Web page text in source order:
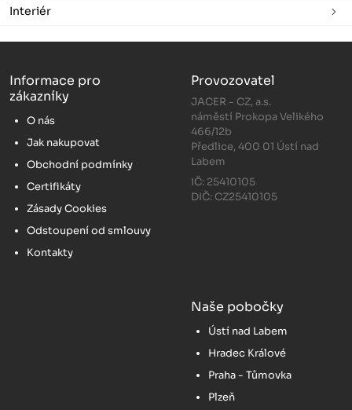
Interiér
Informace pro
zákazníky
O nás
Jak nakupovat
Obchodní podmínky
Certifikáty
Zásady Cookies
Odstoupení od smlouvy
Kontakty
Provozovatel
JACER - CZ, a.s.
náměstí Prokopa Velikého
466/12b
Předlice, 400 01 Ústí nad
Labem
IČ: 25410105
DIČ: CZ25410105
Naše pobočky
Ústí nad Labem
Hradec Králové
Praha - Tůmovka
Plzeň